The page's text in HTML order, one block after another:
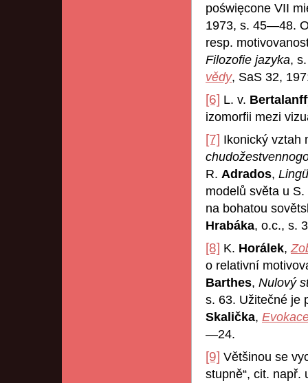
poświęcone VII
1973, s. 45—48.
resp.
Filozofie jazyka,
vědy, SaS 32,
[6] L. v.
izomorfii mezi
[7] Ikonický vztah
R. Adrados,
modelů světa u S.
na bohatou
Hrabáka, o.c., s.
[8] K. Horálek,
o relativní
Barthes, Nulový
s. 63. Užitečné je
Skalička,
—24.
[9] Většinou se
stupně“, cit. např.